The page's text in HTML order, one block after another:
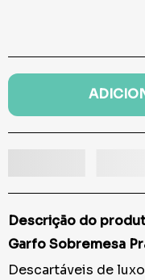
Descrição do
Garfo Sobremesa
Descartáveis de